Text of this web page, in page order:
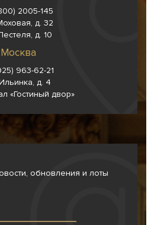
2005-145
д. 32
д. 10
Москва
963-62-21
д. 4
«Гостиный двор»
обновления и лоты